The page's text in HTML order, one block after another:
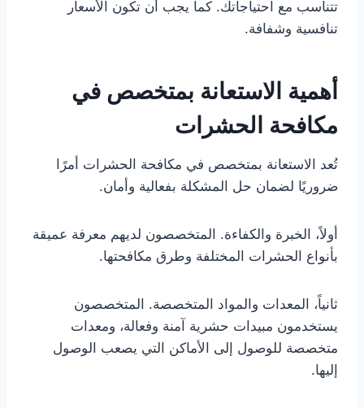
تتناسب مع احتياجاتك. كما يجب أن تكون الأسعار
تنافسية وشفافة.
أهمية الاستعانة بمتخصص في
مكافحة الحشرات
تُعد الاستعانة بمتخصص في مكافحة الحشرات أمرًا
ضروريًا لضمان حل المشكلة بفعالية وأمان.
أولاً، الخبرة والكفاءة. المتخصصون لديهم معرفة عميقة
بأنواع الحشرات المختلفة وطرق مكافحتها.
ثانياً، المعدات والمواد المتخصصة. المتخصصون
يستخدمون مبيدات حشرية آمنة وفعالة، ومعدات
متخصصة للوصول إلى الأماكن التي يصعب الوصول
إليها.